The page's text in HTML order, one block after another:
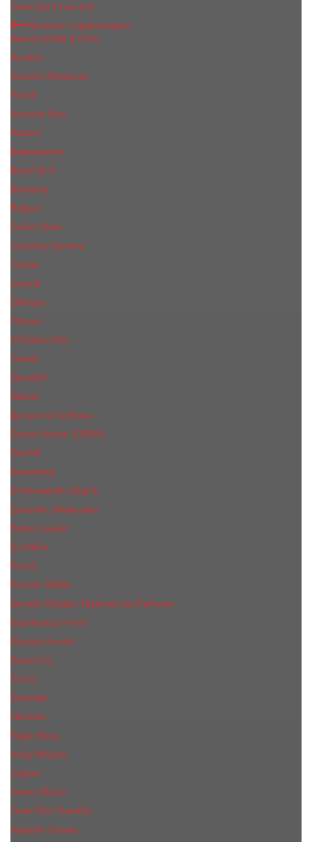
Yves Saint Laurent
Мужская парфюмерия
Abercrombie & Fitch
Annifen
Antonio Banderas
Armaf
Armand Basi
Azzaro
Baldessarini
Bond № 9
Burberry
Bvlgari
Calvin Klein
Carolina Herrera
Cartier
Cerruti
Сliniquе
Chanel
Christian Dior
Creed
Davidoff
Diesel
Дольче & Габбана
Donna Karan (DKNY)
Dunhill
Eisenberg
Ermenegildo Zegna
Escentric Molecules
Еsteе Lаudеr
Ex Nihilo
Fendi
Franck Olivier
Gerald Ghislain Histoires de Parfums
Gianfranco Ferre
Giorgio Armani
Givenchy
Gucci
Guerlain
Hermes
Hugo Boss
Issey Miyake
Jaguar
James Bond
Jean Paul Gaultier
Joaquin Сortes